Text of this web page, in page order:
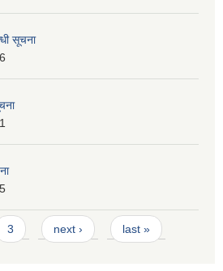
सूचना
3 next › last »